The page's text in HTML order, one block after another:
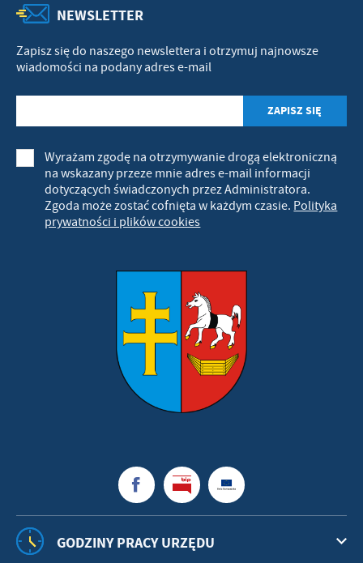
NEWSLETTER
Zapisz się do naszego newslettera i otrzymuj najnowsze
wiadomości na podany adres e-mail
Wyrażam zgodę na otrzymywanie drogą elektroniczną
na wskazany przeze mnie adres e-mail informacji
dotyczących świadczonych przez Administratora.
Zgoda może zostać cofnięta w każdym czasie. Polityka
prywatności i plików cookies
GODZINY PRACY URZĘDU